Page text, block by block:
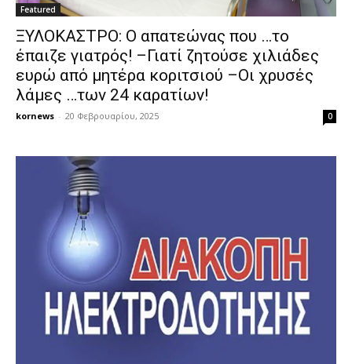
Featured
ΞΥΛΟΚΑΣΤΡΟ: Ο απατεώνας που …το
έπαιζε γιατρός! –Γιατί ζητούσε χιλιάδες
ευρώ από μητέρα κοριτσιού –Οι χρυσές
λάμες …των 24 καρατίων!
kornews - 20 Φεβρουαρίου, 2025 0